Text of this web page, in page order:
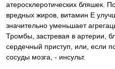
атеросклеротических бляшек.
вредных жиров, витамин Е
значительно уменьшает
Тромбы, застревая в артерии,
сердечный приступ, или, если
сосуды мозга, - инсульт.